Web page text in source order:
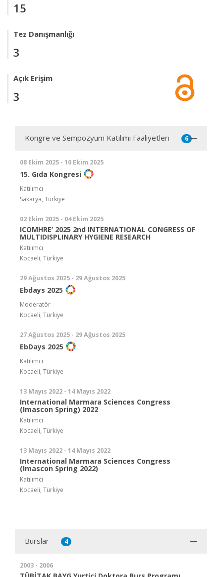
15
Tez Danışmanlığı
3
Açık Erişim
3
Kongre ve Sempozyum Katılımı Faaliyetleri 6
08 Ekim 2025 - 10 Ekim 2025
15. Gıda Kongresi
Katılımcı
Sakarya, Türkiye
02 Ekim 2025 - 04 Ekim 2025
ICOMHRE’ 2025 2nd INTERNATIONAL CONGRESS OF
MULTIDISPLINARY HYGIENE RESEARCH
Katılımcı
Kocaeli, Türkiye
29 Ağustos 2025 - 29 Ağustos 2025
Ebdays 2025
Moderatör
Kocaeli, Türkiye
27 Ağustos 2025 - 29 Ağustos 2025
EbDays 2025
Katılımcı
Kocaeli, Türkiye
13 Mayıs 2022 - 14 Mayıs 2022
International Marmara Sciences Congress
(Imascon Spring) 2022
Katılımcı
Kocaeli, Türkiye
13 Mayıs 2022 - 14 Mayıs 2022
International Marmara Sciences Congress
(Imascon Spring 2022)
Katılımcı
Kocaeli, Türkiye
Burslar 4
2003 - 2006